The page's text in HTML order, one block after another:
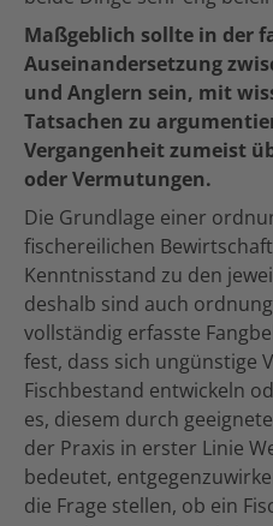
Maßgeblich sollte in der
Auseinandersetzung
und Anglern sein, mit
Tatsachen zu
Vergangenheit zumeist
oder Vermutungen.
Die Grundlage einer
fischereilichen
Kenntnisstand zu den
deshalb sind auch
vollständig erfasste
fest, dass sich ungünstige
Fischbestand entwickeln
es, diesem durch
der Praxis in erster Linie
bedeutet,
die Frage stellen, ob ein